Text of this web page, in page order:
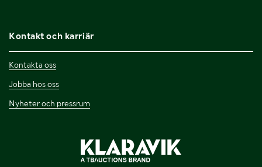
Kontakt och karriär
Kontakta oss
Jobba hos oss
Nyheter och pressrum